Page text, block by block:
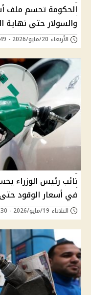
الحكومة تحسم ملف
والسولار حتى نهاية
الأربعاء 20/مايو/2026 - 01:49 م
نائب رئيس الوزراء
في أسعار الوقود حتى
الثلاثاء 19/مايو/2026 - 09:30 م